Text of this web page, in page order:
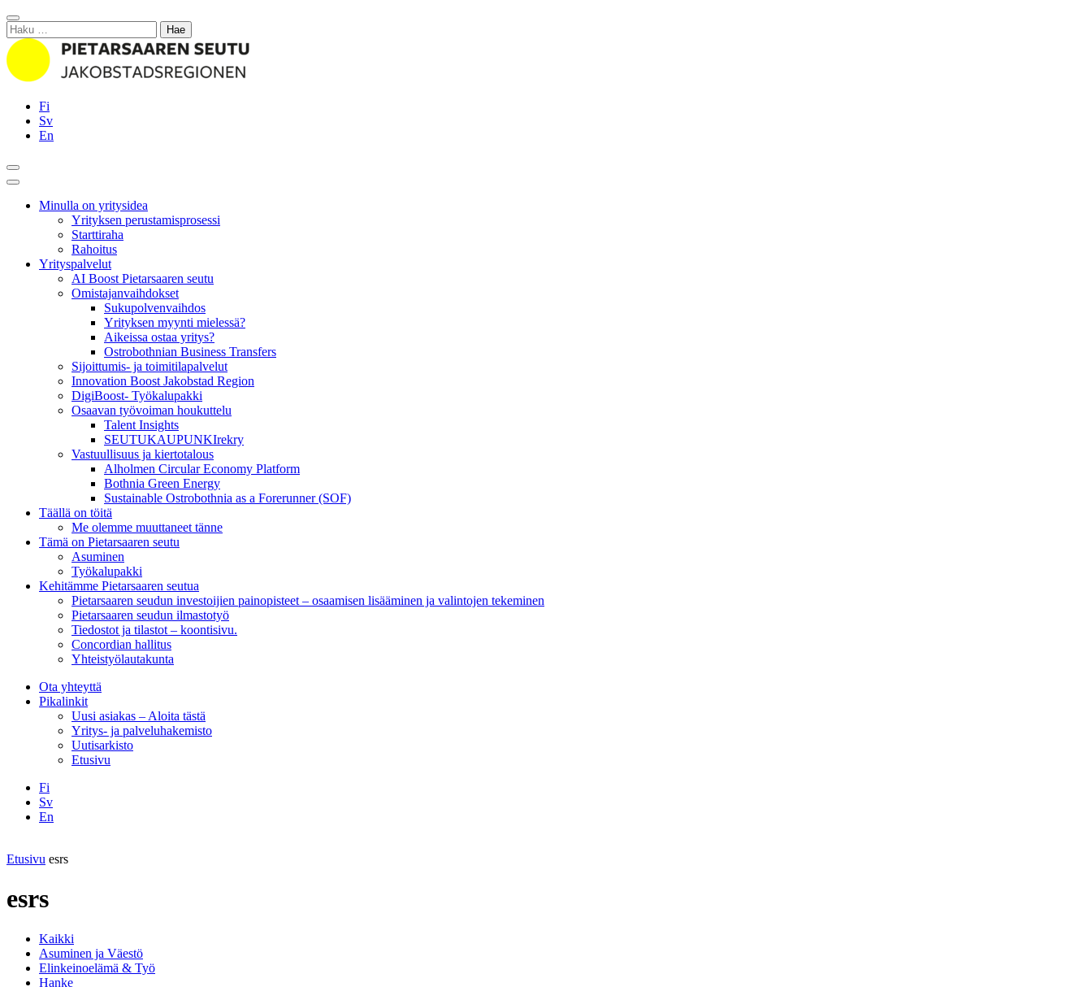
Siirry
sisältöön
Sulje
Haku:
Fi
Sv
En
Hae
Päävalikko
Minulla on yritysidea
Yrityksen perustamisprosessi
Starttiraha
Rahoitus
Yrityspalvelut
AI Boost Pietarsaaren seutu
Omistajanvaihdokset
Sukupolvenvaihdos
Yrityksen myynti mielessä?
Aikeissa ostaa yritys?
Ostrobothnian Business Transfers
Sijoittumis- ja toimitilapalvelut
Innovation Boost Jakobstad Region
DigiBoost- Työkalupakki
Osaavan työvoiman houkuttelu
Talent Insights
SEUTUKAUPUNKIrekry
Vastuullisuus ja kiertotalous
Alholmen Circular Economy Platform
Bothnia Green Energy
Sustainable Ostrobothnia as a Forerunner (SOF)
Täällä on töitä
Me olemme muuttaneet tänne
Tämä on Pietarsaaren seutu
Asuminen
Työkalupakki
Kehitämme Pietarsaaren seutua
Pietarsaaren seudun investoijien painopisteet – osaamisen lisääminen ja valintojen tekeminen
Pietarsaaren seudun ilmastotyö
Tiedostot ja tilastot – koontisivu.
Concordian hallitus
Yhteistyölautakunta
Ota yhteyttä
Pikalinkit
Uusi asiakas – Aloita tästä
Yritys- ja palveluhakemisto
Uutisarkisto
Etusivu
Fi
Sv
En
Etusivu esrs
esrs
Kaikki
Asuminen ja Väestö
Elinkeinoelämä & Työ
Hanke